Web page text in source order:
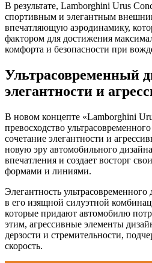
В результате, Lamborghini Urus
спортивным и элегантным
впечатляющую аэродинамику,
фактором для достижения
комфорта и безопасности при
Ультрасовременный
элегантности и
В новом концепте «Lamborghini
превосходство
сочетание элегантности и
новую эру автомобильного
впечатления и создает восторг
формами и линиями.
Элегантность ультрасовременного
в его изящной силуэтной
которые придают автомобилю
этим, агрессивные элементы
дерзости и стремительности,
скорость.